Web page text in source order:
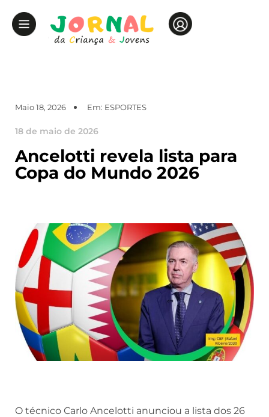
Maio 18, 2026 Em: ESPORTES
18 de maio de 2026
Ancelotti revela lista para
Copa do Mundo 2026
O técnico Carlo Ancelotti anunciou a lista dos 26